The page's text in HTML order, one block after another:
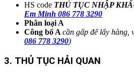
HS code THỦ TỤC NHẬP
Em Minh 086 778 3290
Phân loại A
Công bố A cần gấp để lấy hàng,
086 778 3290)
3. THỦ TỤC HẢI QUAN